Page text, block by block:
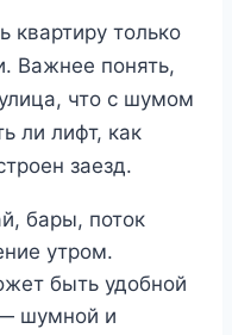
квартиру только
Важнее понять,
что с шумом
ли лифт, как
заезд.
бары, поток
утром.
быть удобной
шумной и